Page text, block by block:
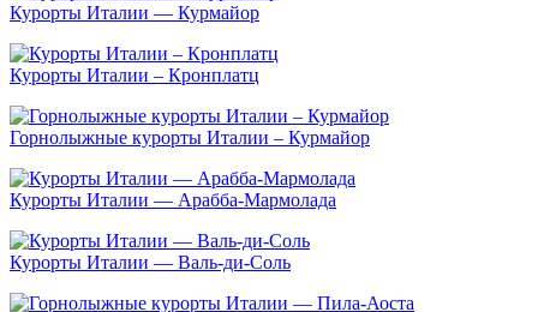
Курорты Италии — Курмайор
Курорты Италии – Кронплатц
Горнолыжные курорты Италии – Курмайор
Курорты Италии — Арабба-Мармолада
Курорты Италии — Валь-ди-Соль